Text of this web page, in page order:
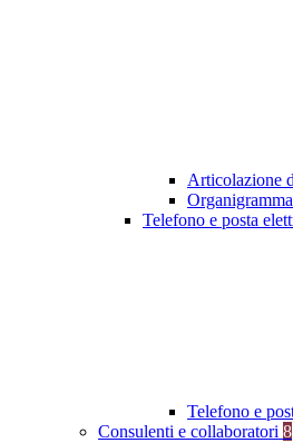
Articolazione
Organigramma
Telefono e posta
Telefono e
Consulenti e collaboratori 8